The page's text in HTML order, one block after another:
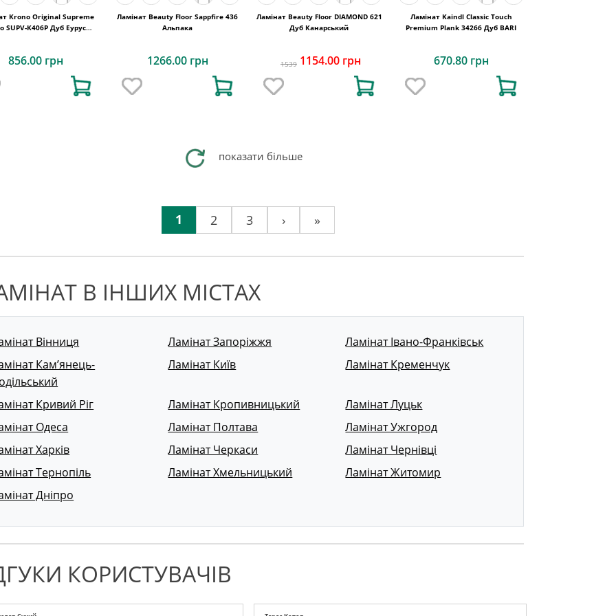
Krono Original Supreme
SUPV-K406P Дуб Еурус
856.00 грн
Ламінат Beauty Floor Sappfire 436
Альпака
1266.00 грн
Ламінат Beauty Floor DIAMOND 621
Дуб Канарський
1539 1154.00 грн
Ламінат Kaindl Classic Touch
Premium Plank 34266 Дуб BARI
670.80 грн
показати більше
1 2 3 › »
В ІНШИХ МІСТАХ
Вінниця Ламінат Запоріжжя
Ламінат Івано-Франківськ
Кам’янець-
Ламінат Київ Ламінат Кременчук
Кривий Ріг Ламінат Кропивницький
Ламінат Луцьк
Одеса
Ламінат Полтава
Ламінат Ужгород
Харків
Ламінат Черкаси
Ламінат Чернівці
Тернопіль
Ламінат Хмельницький
Ламінат Житомир
Дніпро
КОРИСТУВАЧІВ